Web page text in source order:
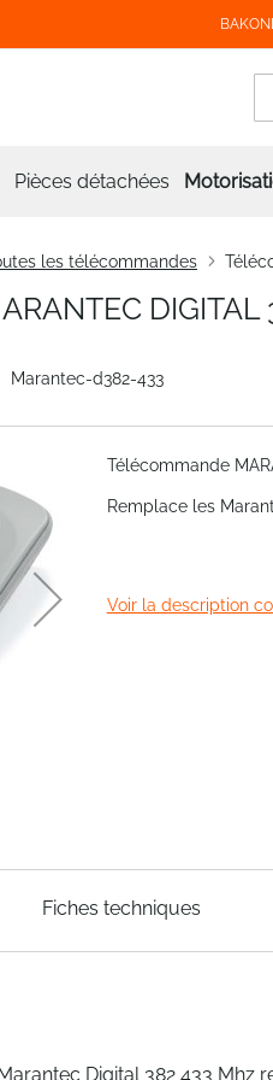
Pièces détachées
les télécommandes
DIGITAL
Marantec-d382-433
Télécommande
Remplace les
Voir la description
Fiches techniques
Digital 382 433 Mhz